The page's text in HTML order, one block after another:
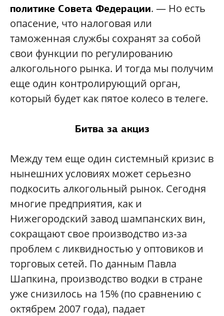
политике Совета Федерации. — Но есть
опасение, что налоговая или
таможенная службы сохранят за собой
свои функции по регулированию
алкогольного рынка. И тогда мы получим
еще один контролирующий орган,
который будет как пятое колесо в телеге.
Битва за акциз
Между тем еще один системный кризис в
нынешних условиях может серьезно
подкосить алкогольный рынок. Сегодня
многие предприятия, как и
Нижегородский завод шампанских вин,
сокращают свое производство из-за
проблем с ликвидностью у оптовиков и
торговых сетей. По данным Павла
Шапкина, производство водки в стране
уже снизилось на 15% (по сравнению с
октябрем 2007 года), падает